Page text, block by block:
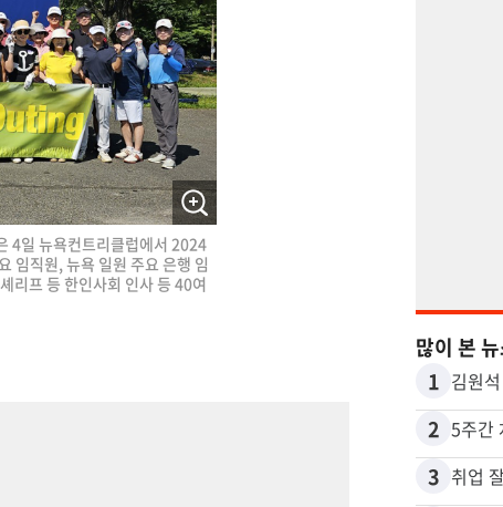
4일 뉴욕컨트리클럽에서 2024
임직원, 뉴욕 일원 주요 은행 임
리프 등 한인사회 인사 등 40여
많이 본
1 김원
2 5주간
3 취업